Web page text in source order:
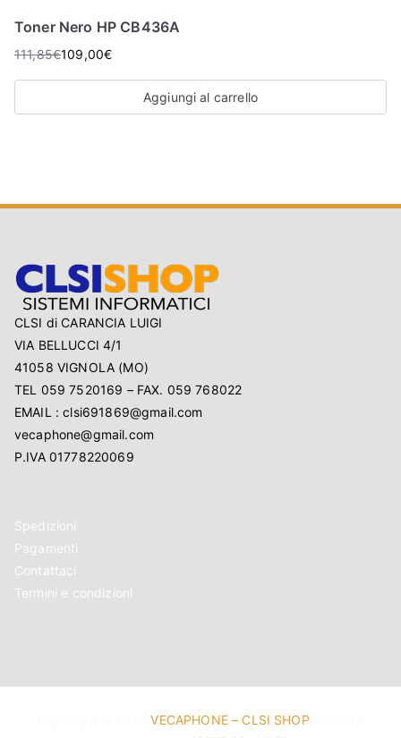
Toner Nero HP CB436A
111,85€109,00€
Aggiungi al carrello
CLSI di CARANCIA LUIGI
VIA BELLUCCI 4/1
41058 VIGNOLA (MO)
TEL 059 7520169 – FAX. 059 768022
EMAIL : clsi691869@gmail.com
vecaphone@gmail.com
P.IVA 01778220069
Spedizioni
Pagamenti
Contattaci
Termini e condizioni
Copyright © 2020VECAPHONE – CLSI SHOP